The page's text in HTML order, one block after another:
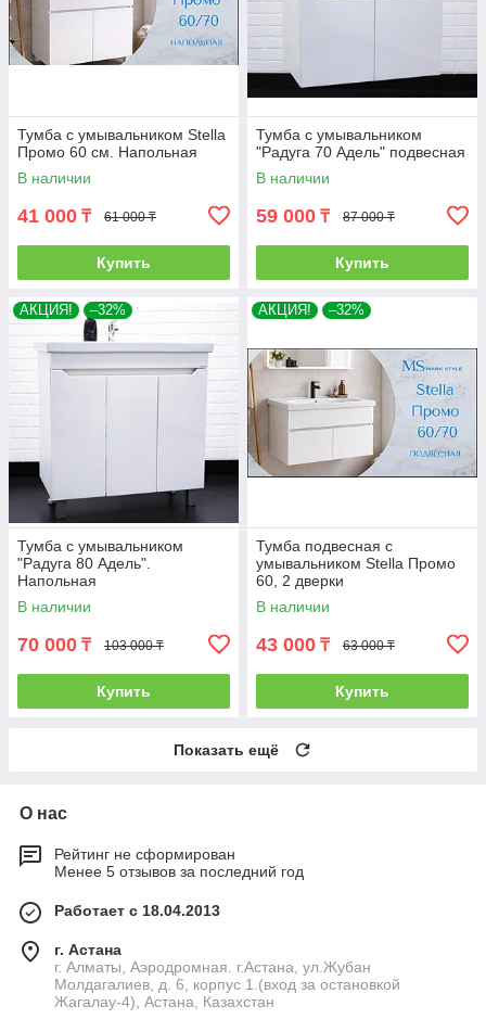
Тумба с умывальником Stella
Промо 60 см. Напольная
В наличии
41 000 ₸ 61 000 ₸
Купить
Тумба с умывальником
"Радуга 70 Адель" подвесная
В наличии
59 000 ₸ 87 000 ₸
Купить
АКЦИЯ! –32%
Тумба с умывальником
"Радуга 80 Адель".
Напольная
В наличии
70 000 ₸ 103 000 ₸
Купить
АКЦИЯ! –32%
Тумба подвесная с
умывальником Stella Промо
60, 2 дверки
В наличии
43 000 ₸ 63 000 ₸
Купить
Показать ещё
О нас
Рейтинг не сформирован
Менее 5 отзывов за последний год
Работает с 18.04.2013
г. Астана
г. Алматы, Аэродромная. г.Астана, ул.Жубан
Молдагалиев, д. 6, корпус 1.(вход за остановкой
Жагалау-4), Астана, Казахстан